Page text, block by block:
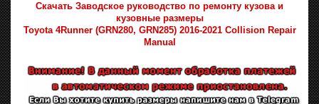
Скачать Заводское руководство по ремонту кузова и
кузовные размеры
Toyota 4Runner (GRN280, GRN285) 2016-2021 Collision Repair
Manual